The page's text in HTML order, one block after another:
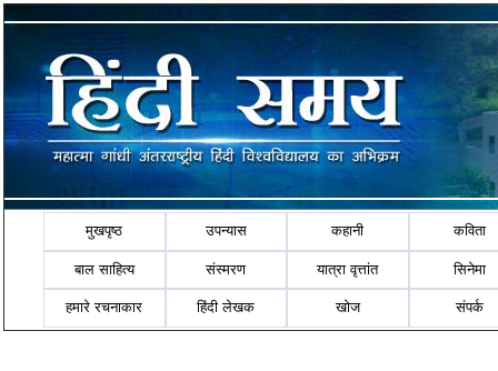
मुखपृष्ठ उपन्यास कहानी कविता
बाल साहित्य संस्मरण यात्रा वृत्तांत सिनेमा
हमारे रचनाकार हिंदी लेखक खोज संपर्क